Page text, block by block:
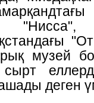
"Нисса",
музей
сырт
деген